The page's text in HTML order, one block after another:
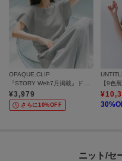
OPAQUE.CLIP
¥3,979
さらに10%OFF
¥
30
ニット/セ